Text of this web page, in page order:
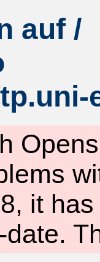
auf /
it
date.